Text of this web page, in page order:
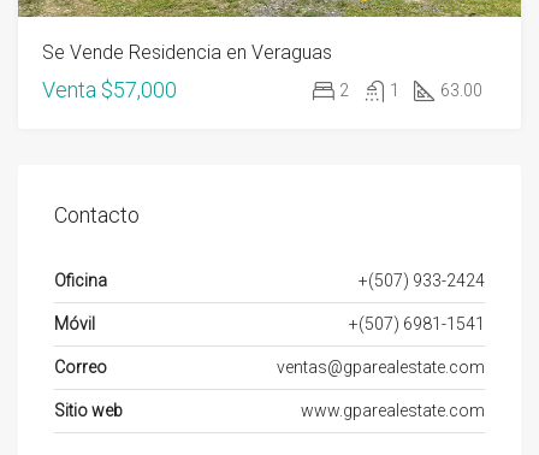
Se Vende Residencia en Veraguas
Venta $57,000 2 1 63.00
Contacto
Oficina +(507) 933-2424
Móvil +(507) 6981-1541
Correo ventas@gparealestate.com
Sitio web www.gparealestate.com